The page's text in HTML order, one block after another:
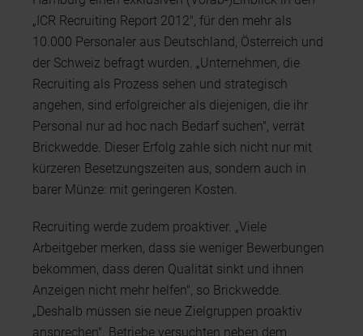
„ICR Recruiting Report 2012", für den mehr als
10.000 Personaler aus Deutschland, Österreich und
der Schweiz befragt wurden. „Unternehmen, die
Recruiting als Prozess sehen und strategisch
angehen, sind erfolgreicher als diejenigen, die ihr
Personal nur ad hoc nach Bedarf suchen", verrät
Brickwedde. Dieser Erfolg zahle sich nicht nur mit
kürzeren Besetzungszeiten aus, sondern auch in
barer Münze: mit geringeren Kosten.
Recruiting werde zudem proaktiver. „Viele
Arbeitgeber merken, dass sie weniger Bewerbungen
bekommen, dass deren Qualität sinkt und ihnen
Anzeigen nicht mehr helfen", so Brickwedde.
„Deshalb müssen sie neue Zielgruppen proaktiv
ansprechen". Betriebe versuchten neben dem